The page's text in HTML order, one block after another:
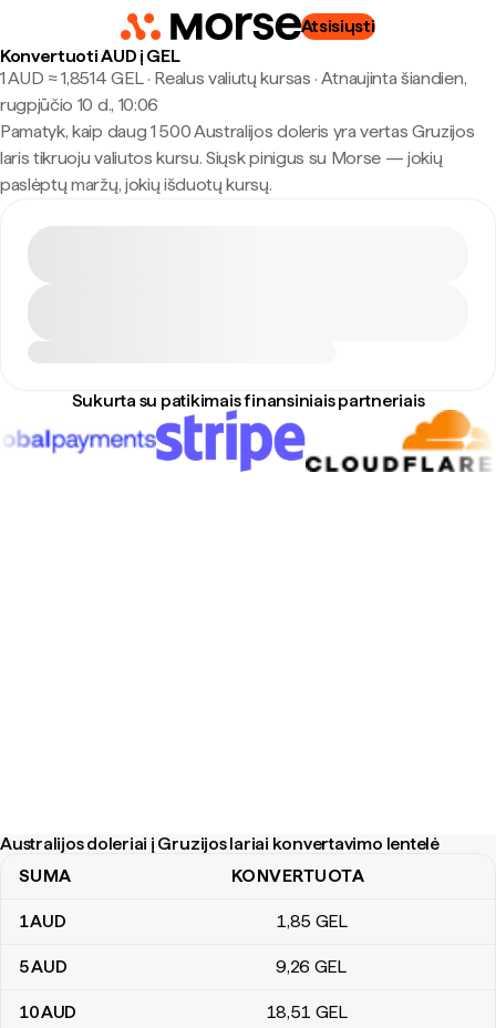
Atsisiųsti
Konvertuoti AUD į GEL
1 AUD ≈ 1,8514 GEL · Realus valiutų kursas · Atnaujinta šiandien,
rugpjūčio 10 d., 10:06
Pamatyk, kaip daug 1 500 Australijos doleris yra vertas Gruzijos
laris tikruoju valiutos kursu. Siųsk pinigus su Morse — jokių
paslėptų maržų, jokių išduotų kursų.
Sukurta su patikimais finansiniais partneriais
Australijos doleriai į Gruzijos lariai konvertavimo lentelė
Australijos doleriai į Gruzijos lariai konvertavimo lentelė
SUMA KONVERTUOTA
1AUD 1,85 GEL
5AUD 9,26 GEL
10AUD 18,51 GEL